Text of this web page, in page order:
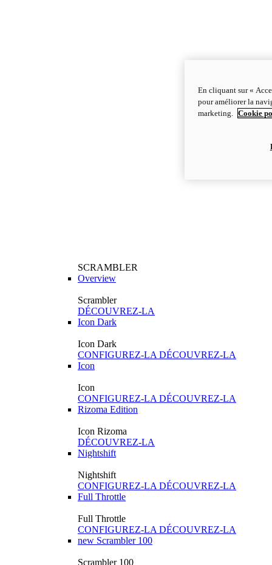
SCRAMBLER
Overview
Scrambler
DÉCOUVREZ-LA
Icon Dark
Icon Dark
CONFIGUREZ-LA DÉCOUVREZ-LA
Icon
Icon
CONFIGUREZ-LA DÉCOUVREZ-LA
Rizoma Edition
Icon Rizoma
DÉCOUVREZ-LA
Nightshift
Nightshift
CONFIGUREZ-LA DÉCOUVREZ-LA
Full Throttle
Full Throttle
CONFIGUREZ-LA DÉCOUVREZ-LA
new Scrambler 100
Scrambler 100
En cliquant sur «
pour améliorer la
marketing.
Cookie